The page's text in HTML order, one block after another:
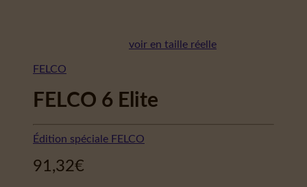
voir en taille réelle
FELCO
FELCO 6 Elite
Édition spéciale FELCO
91,32€